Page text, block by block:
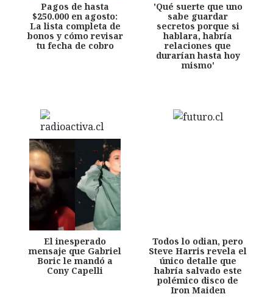
Pagos de hasta
$250.000 en agosto:
La lista completa de
bonos y cómo revisar
tu fecha de cobro
'Qué suerte que uno
sabe guardar
secretos porque si
hablara, habría
relaciones que
durarían hasta hoy
mismo'
El inesperado
mensaje que Gabriel
Boric le mandó a
Cony Capelli
Todos lo odian, pero
Steve Harris revela el
único detalle que
habría salvado este
polémico disco de
Iron Maiden